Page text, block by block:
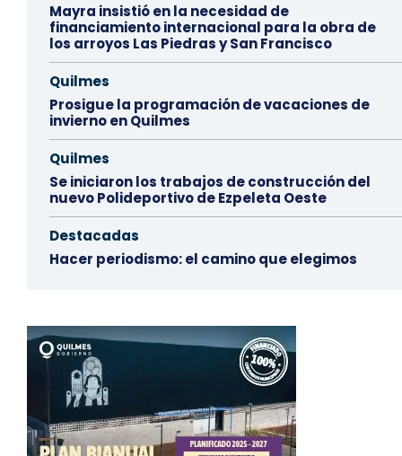
Mayra insistió en la necesidad de
financiamiento internacional para la obra de
los arroyos Las Piedras y San Francisco
Quilmes
Prosigue la programación de vacaciones de
invierno en Quilmes
Quilmes
Se iniciaron los trabajos de construcción del
nuevo Polideportivo de Ezpeleta Oeste
Destacadas
Hacer periodismo: el camino que elegimos